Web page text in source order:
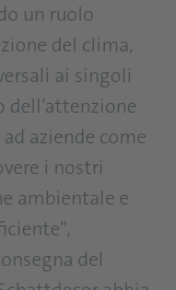
un ruolo
del clima,
ai singoli
aziende come
i nostri
ambientale e
del